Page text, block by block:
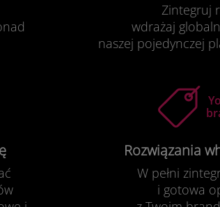
Zintegruj
wdrażaj
naszej pojedynczej
Rozwiązania
W pełni
i gotowa